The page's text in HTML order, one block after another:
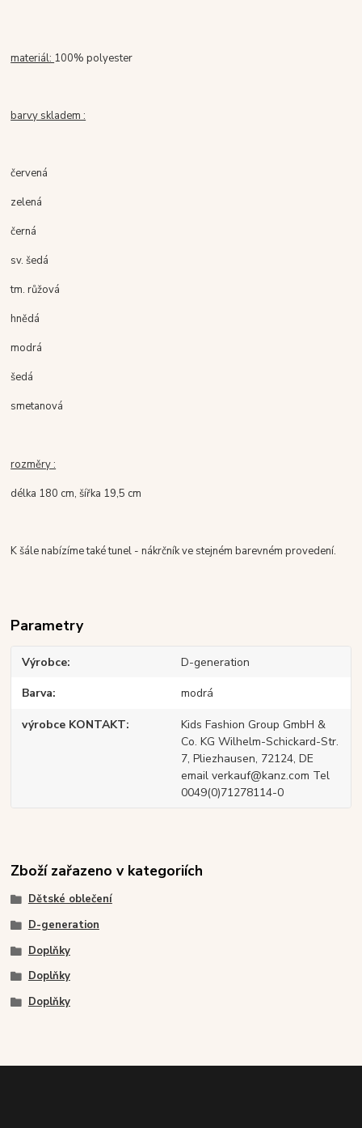
materiál: 100% polyester
barvy skladem :
červená
zelená
černá
sv. šedá
tm. růžová
hnědá
modrá
šedá
smetanová
rozměry :
délka 180 cm, šířka 19,5 cm
K šále nabízíme také tunel - nákrčník ve stejném barevném provedení.
Parametry
Výrobce D-generation
Barva modrá
výrobce KONTAKT
Kids Fashion Group GmbH &
Co. KG Wilhelm-Schickard-Str.
7, Pliezhausen, 72124, DE
email verkauf@kanz.com Tel
0049(0)71278114-0
Zboží zařazeno v kategoriích
Dětské oblečení
D-generation
Doplňky
Doplňky
Doplňky